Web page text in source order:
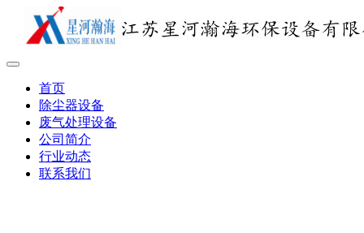
首页
除尘器设备
废气处理设备
公司简介
行业动态
联系我们